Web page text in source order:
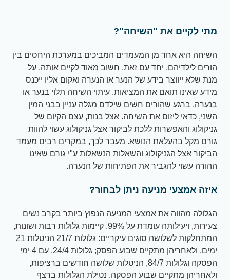
מתי לקיים את "השיחה"?
השיחה היא אחד מן המעמדים המביכים במערכת היחסים בין
הורים לילדיהם. יחד עם זאת, חשוב מאוד לקיים אותה, על
מנת שלא ייווצר בידע של הנער או הנערה ואקום אליו ייכנס
מידע שאינו תואם את המציאות. עיתוי השיחה תלוי בנער או
בנערה. ברגע שהורים חשים שילדם מגלה עניין בבני המין
השני, כדאי ליזום את השיחה. אצל בנות, עצם הקיום של
גניקולוג והאפשרות ללכת לביקור אצל גניקולוג עשוי להוות
גורם מקל בהעלאת הנושא. מעבר לכך, במקרים רבים מעמד
הביקור אצל הגניקולוג והשאלות הנשאלות ע"י גורם שאינו
ההורה עשוי להגביר את הפתיחות של הנערה.
איזה אמצעי מניעה ניתן לבחור?
הגלולה מהווה את אמצעי המניעה הנפוץ ביותר בקרב נשים
צעירות, ויעילותה עומדת על 99%. קיימות גלולות רבות ושונות,
המתחלקות לשלושה סוגים עיקריים: גלולות 21/7 הניטלות 21
ימים, ולאחריהן מתקיים שבוע הפסק; גלולות 24/4, עם 4 ימי
הפסקה וגלולות 84/7, הניטלות שלושה חודשים ברציפות,
ולאחריהן מתקיים שבוע הפסקה. נטילת הגלולות ברצף